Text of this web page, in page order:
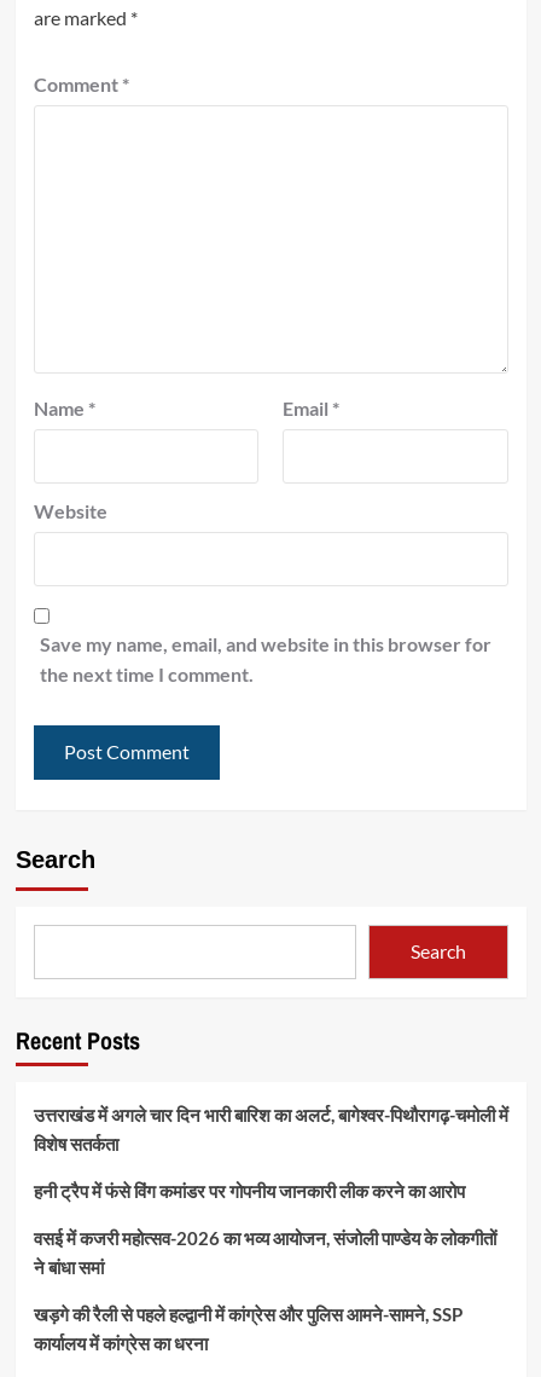
are marked *
Comment *
Name * Email *
Website
Save my name, email, and website in this browser for
the next time I comment.
Search
Search
Recent Posts
उत्तराखंड में अगले चार दिन भारी बारिश का अलर्ट, बागेश्वर-पिथौरागढ़-चमोली में
विशेष सतर्कता
हनी ट्रैप में फंसे विंग कमांडर पर गोपनीय जानकारी लीक करने का आरोप
वसई में कजरी महोत्सव-2026 का भव्य आयोजन, संजोली पाण्डेय के लोकगीतों
ने बांधा समां
खड़गे की रैली से पहले हल्द्वानी में कांग्रेस और पुलिस आमने-सामने, SSP
कार्यालय में कांग्रेस का धरना